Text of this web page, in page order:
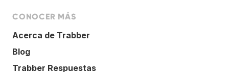
CONOCER MÁS
Acerca de Trabber
Blog
Trabber Respuestas